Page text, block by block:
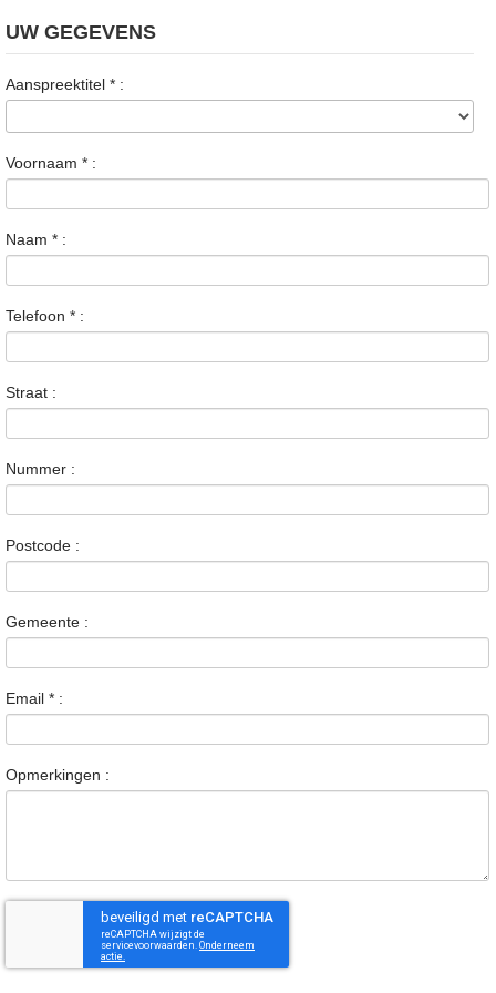
UW GEGEVENS
Aanspreektitel * :
Voornaam * :
Naam * :
Telefoon * :
Straat :
Nummer :
Postcode :
Gemeente :
Email * :
Opmerkingen :